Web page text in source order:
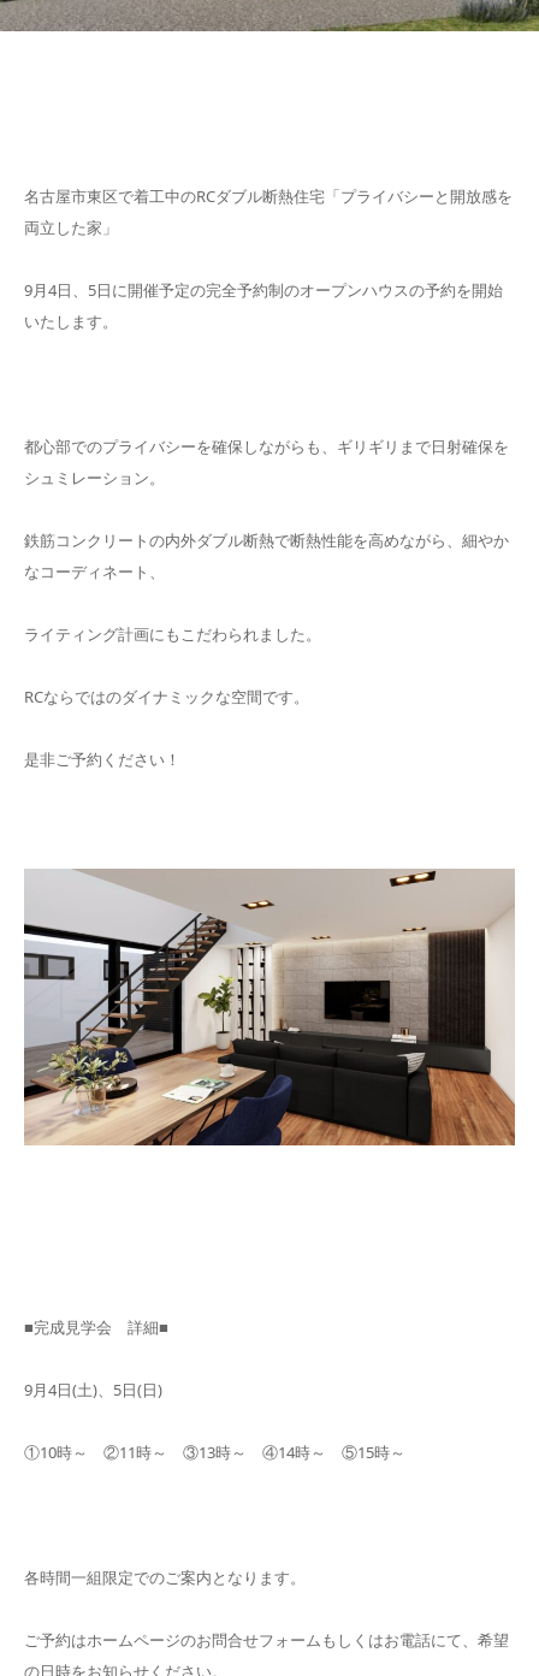
名古屋市東区で着工中のRCダブル断熱住宅「プライバシーと開放感を
両立した家」
9月4日、5日に開催予定の完全予約制のオープンハウスの予約を開始
いたします。
都心部でのプライバシーを確保しながらも、ギリギリまで日射確保を
シュミレーション。
鉄筋コンクリートの内外ダブル断熱で断熱性能を高めながら、細やか
なコーディネート、
ライティング計画にもこだわられました。
RCならではのダイナミックな空間です。
是非ご予約ください！
■完成見学会 詳細■
9月4日(土)、5日(日)
①10時～ ②11時～ ③13時～ ④14時～ ⑤15時～
各時間一組限定でのご案内となります。
ご予約はホームページのお問合せフォームもしくはお電話にて、希望
の日時をお知らせください。